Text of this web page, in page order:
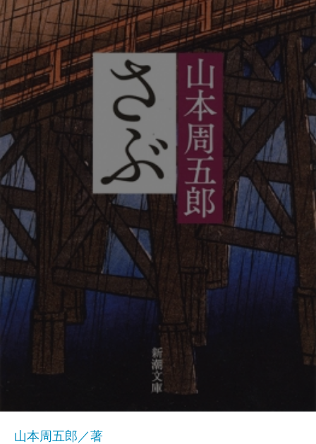
山本周五郎／著